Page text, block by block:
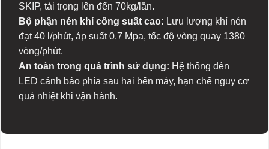
SKIP, tải trọng lên đến 70kg/lần.
Bộ phận nén khí công suất cao: Lưu lượng khí nén
đạt 40 l/phút, áp suất 0.7 Mpa, tốc độ vòng quay 1380
vòng/phút.
An toàn trong quá trình sử dụng: Hệ thống đèn
LED cảnh báo phía sau hai bên máy, hạn chế nguy cơ
quá nhiệt khi vận hành.